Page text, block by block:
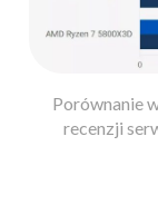
Porównanie
recenzji